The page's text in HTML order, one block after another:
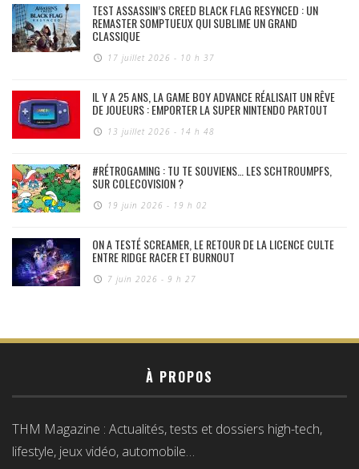
TEST ASSASSIN’S CREED BLACK FLAG RESYNCED : UN
REMASTER SOMPTUEUX QUI SUBLIME UN GRAND
CLASSIQUE
17 juillet 2026 - 10 h 37
IL Y A 25 ANS, LA GAME BOY ADVANCE RÉALISAIT UN RÊVE
DE JOUEURS : EMPORTER LA SUPER NINTENDO PARTOUT
13 juillet 2026 - 14 h 48
#RÉTROGAMING : TU TE SOUVIENS… LES SCHTROUMPFS,
SUR COLECOVISION ?
19 juin 2026 - 19 h 02
ON A TESTÉ SCREAMER, LE RETOUR DE LA LICENCE CULTE
ENTRE RIDGE RACER ET BURNOUT
7 juin 2026 - 9 h 27
À PROPOS
THM Magazine : Actualités, tests et dossiers high-tech,
lifestyle, jeux vidéo, automobile…